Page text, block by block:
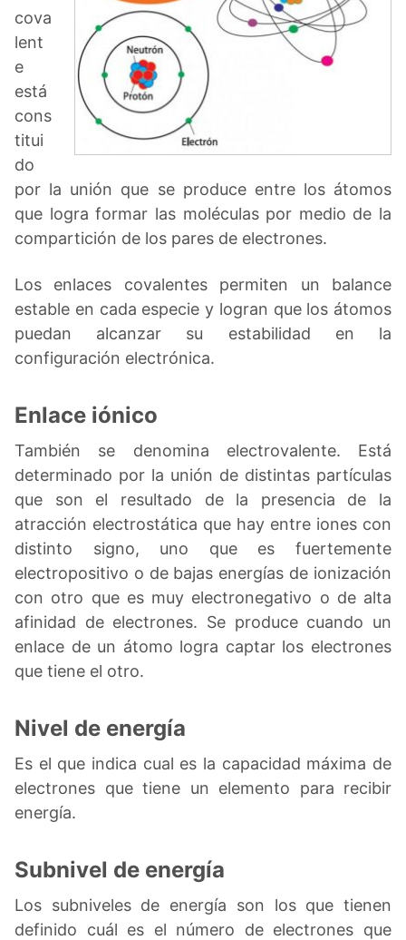
cova
lent
e
está
cons
titui
do
por la unión que se produce entre los átomos
que logra formar las moléculas por medio de la
compartición de los pares de electrones.
Los enlaces covalentes permiten un balance
estable en cada especie y logran que los átomos
puedan alcanzar su estabilidad en la
configuración electrónica.
Enlace iónico
También se denomina electrovalente. Está
determinado por la unión de distintas partículas
que son el resultado de la presencia de la
atracción electrostática que hay entre iones con
distinto signo, uno que es fuertemente
electropositivo o de bajas energías de ionización
con otro que es muy electronegativo o de alta
afinidad de electrones. Se produce cuando un
enlace de un átomo logra captar los electrones
que tiene el otro.
Nivel de energía
Es el que indica cual es la capacidad máxima de
electrones que tiene un elemento para recibir
energía.
Subnivel de energía
Los subniveles de energía son los que tienen
definido cuál es el número de electrones que